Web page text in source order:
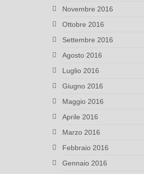
Novembre 2016
Ottobre 2016
Settembre 2016
Agosto 2016
Luglio 2016
Giugno 2016
Maggio 2016
Aprile 2016
Marzo 2016
Febbraio 2016
Gennaio 2016